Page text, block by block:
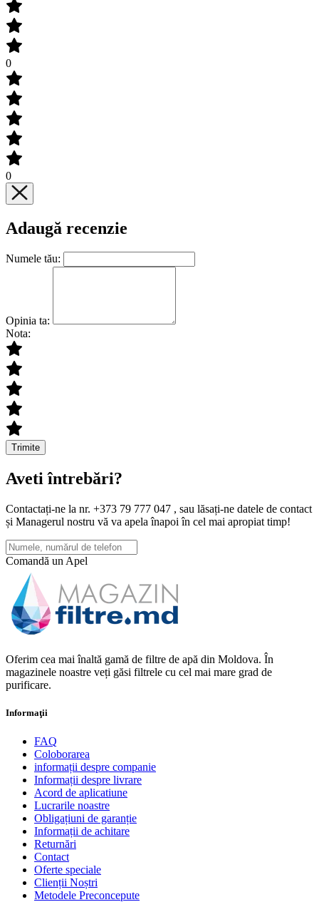
0
0
Adaugă recenzie
Numele tău:
Opinia ta:
Nota:
Trimite
Aveti întrebări?
Contactați-ne la nr. +373 79 777 047 , sau lăsați-ne datele de contact
și Managerul nostru vă va apela înapoi în cel mai apropiat timp!
Comandă un Apel
Oferim cea mai înaltă gamă de filtre de apă din Moldova. În
magazinele noastre veți găsi filtrele cu cel mai mare grad de
purificare.
Informaţii
FAQ
Coloborarea
informații despre companie
Informații despre livrare
Acord de aplicatiune
Lucrarile noastre
Obligațiuni de garanție
Informații de achitare
Returnări
Contact
Oferte speciale
Clienții Noștri
Metodele Preconcepute